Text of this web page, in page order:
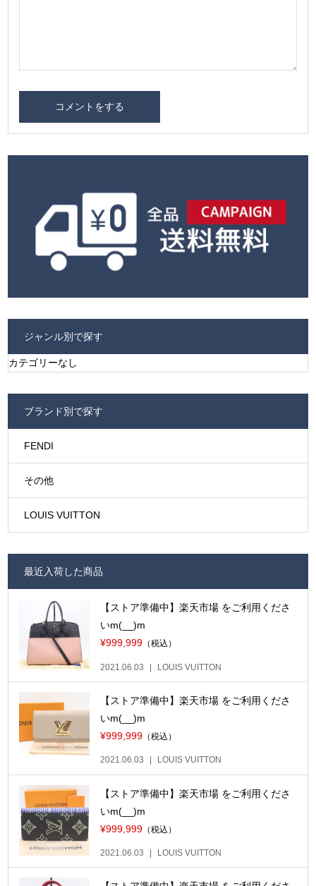
ジャンル別で探す
カテゴリーなし
ブランド別で探す
FENDI
その他
LOUIS VUITTON
最近入荷した商品
【ストア準備中】楽天市場 をご利用くださ
いm(__)m
¥999,999 （税込）
2021.06.03 LOUIS VUITTON
【ストア準備中】楽天市場 をご利用くださ
いm(__)m
¥999,999 （税込）
2021.06.03 LOUIS VUITTON
【ストア準備中】楽天市場 をご利用くださ
いm(__)m
¥999,999 （税込）
2021.06.03 LOUIS VUITTON